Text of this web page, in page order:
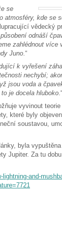
se
atmosféry, kde se
vědecký
odnáší
zahlédnout
Juno.“
k vyřešení
nechybí;
jsou voda a
je docela hluboko.“
vyvinout
které byly
soustavou,
byla
Jupiter. Za tu
and-